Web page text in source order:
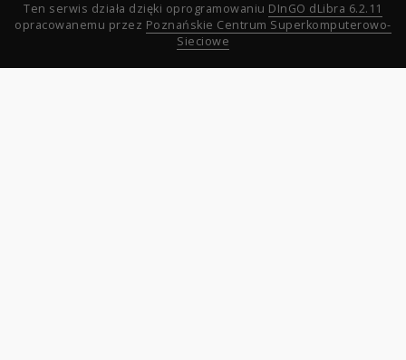
Ten serwis działa dzięki oprogramowaniu DInGO dLibra 6.2.11
opracowanemu przez Poznańskie Centrum Superkomputerowo-
Sieciowe